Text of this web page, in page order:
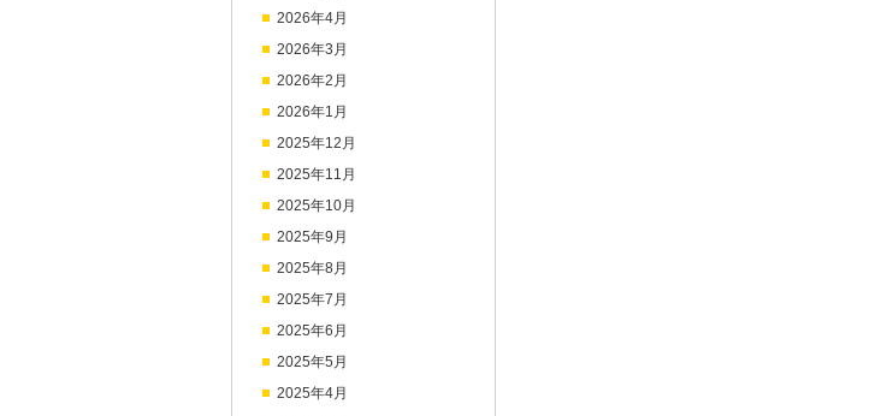
2026年4月
2026年3月
2026年2月
2026年1月
2025年12月
2025年11月
2025年10月
2025年9月
2025年8月
2025年7月
2025年6月
2025年5月
2025年4月